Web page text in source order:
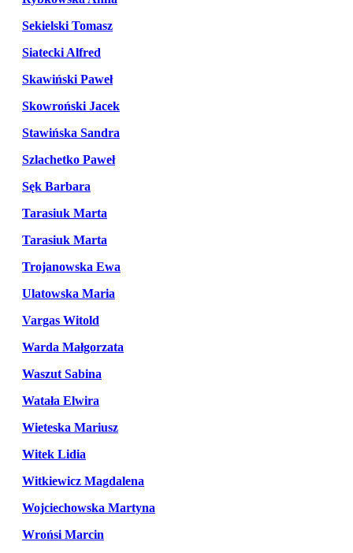
Sekielski Tomasz
Siatecki Alfred
Skawiński Paweł
Skowroński Jacek
Stawińska Sandra
Szlachetko Paweł
Sęk Barbara
Tarasiuk Marta
Tarasiuk Marta
Trojanowska Ewa
Ulatowska Maria
Vargas Witold
Warda Małgorzata
Waszut Sabina
Watała Elwira
Wieteska Mariusz
Witek Lidia
Witkiewicz Magdalena
Wojciechowska Martyna
Wrońsi Marcin